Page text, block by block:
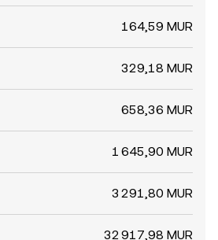
164,59 MUR
329,18 MUR
658,36 MUR
1 645,90 MUR
3 291,80 MUR
32 917,98 MUR